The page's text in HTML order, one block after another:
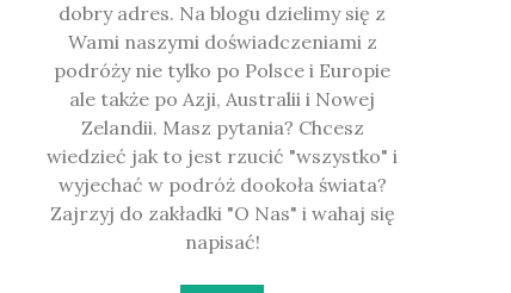
dobry adres. Na blogu dzielimy się z
Wami naszymi doświadczeniami z
podróży nie tylko po Polsce i Europie
ale także po Azji, Australii i Nowej
Zelandii. Masz pytania? Chcesz
wiedzieć jak to jest rzucić "wszystko" i
wyjechać w podróż dookoła świata?
Zajrzyj do zakładki "O Nas" i wahaj się
napisać!